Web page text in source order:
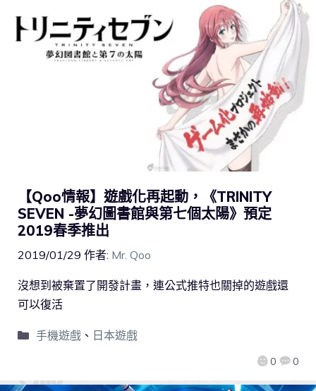
【Qoo情報】遊戲化再起動，《TRINITY
SEVEN -夢幻圖書館與第七個太陽》預定
2019春季推出
2019/01/29 作者: Mr. Qoo
0 0
沒想到被棄置了開發計畫，連公式推特也關掉的遊戲還
可以復活
手機遊戲、 日本遊戲